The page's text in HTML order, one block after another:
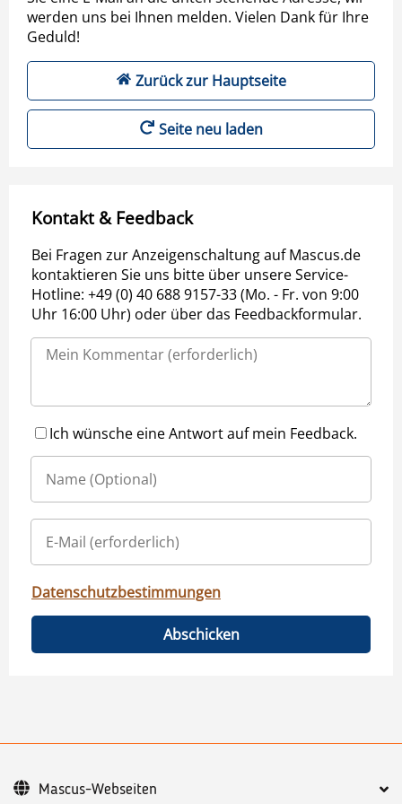
werden uns bei Ihnen melden. Vielen Dank für Ihre
Geduld!
Zurück zur Hauptseite
Seite neu laden
Kontakt & Feedback
Bei Fragen zur Anzeigenschaltung auf Mascus.de
kontaktieren Sie uns bitte über unsere Service-
Hotline: +49 (0) 40 688 9157-33 (Mo. - Fr. von 9:00
Uhr 16:00 Uhr) oder über das Feedbackformular.
Ich wünsche eine Antwort auf mein Feedback.
Datenschutzbestimmungen
Abschicken
Mascus-Webseiten